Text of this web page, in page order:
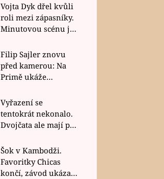
Vojta Dyk dřel kvůli
roli mezi zápasníky.
Minutovou scénu jel
Filip Sajler znovu
před kamerou: Na
Primě ukáže
rychlé recepty
Vyřazení se
tentokrát nekonalo.
Dvojčata ale mají po
závodu nůž na krku
Šok v Kambodži.
Favoritky Chicas
končí, závod ukázal